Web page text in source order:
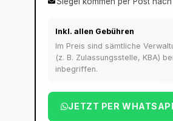
Inkl. allen Gebühren
Im Preis sind sämtliche
(z. B. Zulassungsstelle, KBA)
inbegriffen.
JETZT PER